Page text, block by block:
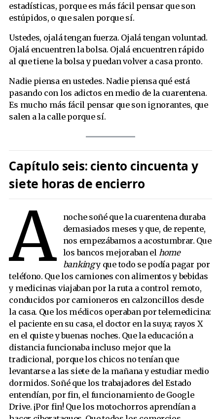
estadísticas, porque es más fácil pensar que son
estúpidos, o que salen porque sí.
Ustedes, ojalá tengan fuerza. Ojalá tengan voluntad.
Ojalá encuentren la bolsa. Ojalá encuentren rápido
al que tiene la bolsa y puedan volver a casa pronto.
Nadie piensa en ustedes. Nadie piensa qué está
pasando con los adictos en medio de la cuarentena.
Es mucho más fácil pensar que son ignorantes, que
salen a la calle porque sí.
Capítulo seis: ciento cincuenta y
siete horas de encierro
A
noche soñé que la cuarentena duraba
demasiados meses y que, de repente,
nos empezábamos a acostumbrar. Que
los bancos mejoraban el home
bankingy que todo se podía pagar por
teléfono. Que los camiones con alimentos y bebidas
y medicinas viajaban por la ruta a control remoto,
conducidos por camioneros en calzoncillos desde
la casa. Que los médicos operaban por telemedicina:
el paciente en su casa, el doctor en la suya; rayos X
en el quiste y buenas noches. Que la educación a
distancia funcionaba incluso mejor que la
tradicional, porque los chicos no tenían que
levantarse a las siete de la mañana y estudiar medio
dormidos. Soñé que los trabajadores del Estado
entendían, por fin, el funcionamiento de Google
Drive. ¡Por fin! Que los motochorros aprendían a